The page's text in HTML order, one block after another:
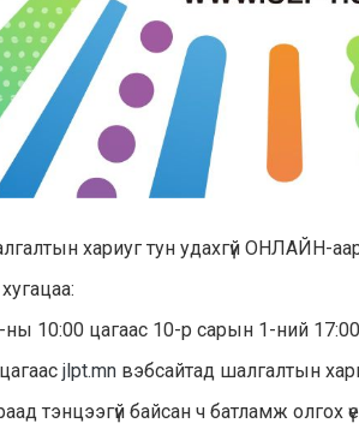
хариуг тун удахгүй ОНЛАЙН-
10:00 цагаас 10-р сарын 1-ний 17:00
jlpt.mn вэбсайтад шалгалтын
тэнцээгүй байсан ч батламж олгох